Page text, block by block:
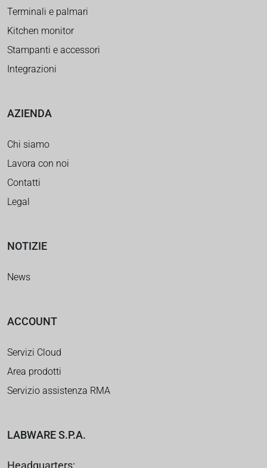
Terminali e palmari
Kitchen monitor
Stampanti e accessori
Integrazioni
AZIENDA
Chi siamo
Lavora con noi
Contatti
Legal
NOTIZIE
News
ACCOUNT
Servizi Cloud
Area prodotti
Servizio assistenza RMA
LABWARE S.P.A.
Headquarters: